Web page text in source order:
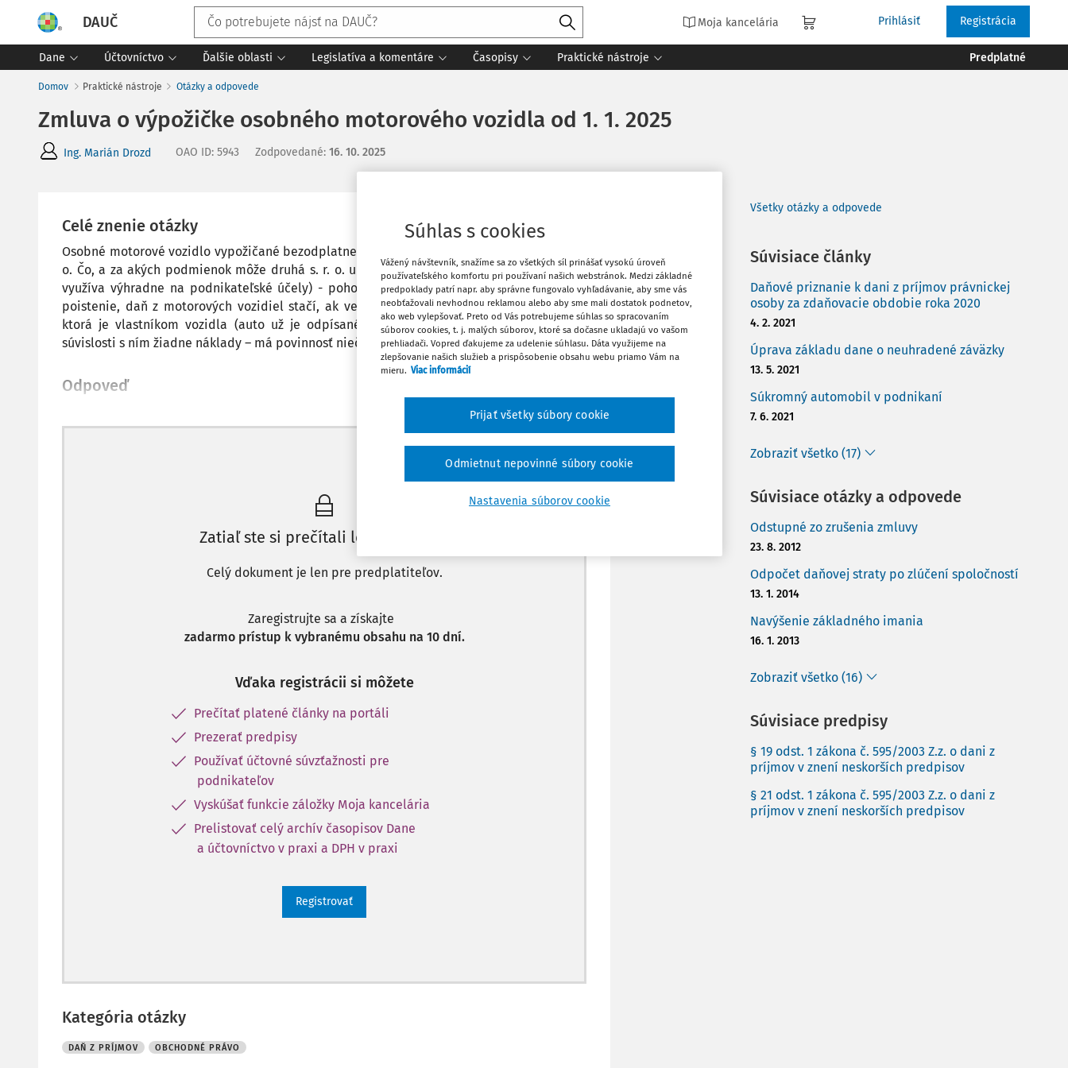
DAUČ Moja kancelária Prihlásiť Registrácia
Dane Účtovníctvo Ďalšie oblasti Legislatíva a komentáre Časopisy Praktické nástroje Predplatné
Domov Praktické nástroje Otázky a odpovede
Zmluva o výpožičke osobného motorového vozidla od 1. 1. 2025
Ing. Marián Drozd OAO ID: 5943 Zodpovedané: 16. 10. 2025
Celé znenie otázky
Osobné motorové vozidlo vypožičané bezodplatne od jednej spoločnosti s. r. o. druhej s. r.
o. Čo, a za akých podmienok môže druhá s. r. o. uplatniť ako daňové náklady (vozidlo sa
využíva výhradne na podnikateľské účely) - pohonné látky - opravy + náhradné diely -
poistenie, daň z motorových vozidiel stačí, ak vedie podrobnú knihu jázd? Prvás. r. o.,
ktorá je vlastníkom vozidla (auto už je odpísané účtovne aj daňovo) a neuplatňuje v
súvislosti s ním žiadne náklady – má povinnosť niečo dodaňovať v súvislosti s výpožičkou?
Odpoveď
Máte predplatné? Prihláste sa
Zatiaľ ste si prečítali len začiatok...
Celý dokument je len pre predplatiteľov.
Zaregistrujte sa a získajte
zadarmo prístup k vybranému obsahu na 10 dní.
Vďaka registrácii si môžete
Prečítať platené články na portáli
Prezerať predpisy
Používať účtovné súvzťažnosti pre
podnikateľov
Vyskúšať funkcie záložky Moja kancelária
Prelistovať celý archív časopisov Dane
a účtovníctvo v praxi a DPH v praxi
Registrovať
Kategória otázky
DAŇ Z PRÍJMOV OBCHODNÉ PRÁVO
Stiahnuť
Vytlačiť
Všetky otázky a odpovede
Súvisiace články
Daňové priznanie k dani z príjmov právnickej
osoby za zdaňovacie obdobie roka 2020
4. 2. 2021
Úprava základu dane o neuhradené záväzky
13. 5. 2021
Súkromný automobil v podnikaní
7. 6. 2021
Zobraziť všetko (17)
Súvisiace otázky a odpovede
Odstupné zo zrušenia zmluvy
23. 8. 2012
Odpočet daňovej straty po zlúčení spoločností
13. 1. 2014
Navýšenie základného imania
16. 1. 2013
Zobraziť všetko (16)
Súvisiace predpisy
§ 19 odst. 1 zákona č. 595/2003 Z.z. o dani z
príjmov v znení neskorších predpisov
§ 21 odst. 1 zákona č. 595/2003 Z.z. o dani z
príjmov v znení neskorších predpisov
Súhlas s cookies
Vážený návštevník, snažíme sa zo všetkých síl prinášať vysokú úroveň
používateľského komfortu pri používaní našich webstránok. Medzi základné
predpoklady patrí napr. aby správne fungovalo vyhľadávanie, aby sme vás
neobťažovali nevhodnou reklamou alebo aby sme mali dostatok podnetov,
ako web vylepšovať. Preto od Vás potrebujeme súhlas so spracovaním
súborov cookies, t. j. malých súborov, ktoré sa dočasne ukladajú vo vašom
prehliadači. Vopred ďakujeme za udelenie súhlasu. Dáta využijeme na
zlepšovanie našich služieb a prispôsobenie obsahu webu priamo Vám na
mieru. Viac informácií
Nastavenia súborov cookie
Odmietnut nepovinné súbory cookie
Prijať všetky súbory cookie